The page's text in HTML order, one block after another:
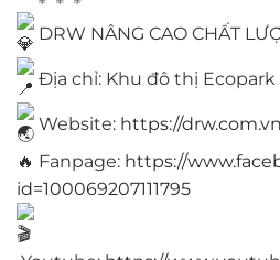
DRW NÂNG CAO CHẤT
Địa chỉ: Khu đô thị Ecopark
Website: https://
🔥 Fanpage: https://
id=100069207111795